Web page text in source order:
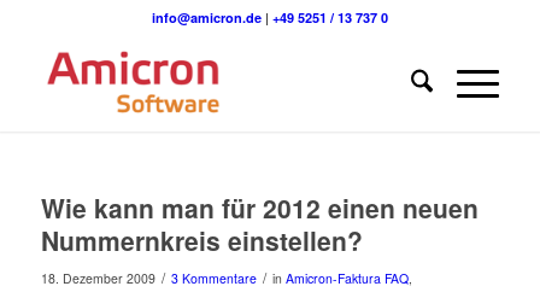
info@amicron.de| +49 5251 / 13 737 0
Wie kann man für 2012 einen neuen
Nummernkreis einstellen?
18. Dezember 2009 / 3 Kommentare / in Amicron-Faktura FAQ,